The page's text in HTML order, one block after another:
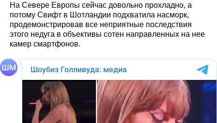
На Севере Европы сейчас довольно прохладно, а
потому Свифт в Шотландии подхватила насморк,
продемонстрировав все неприятные последствия
этого недуга в объективы сотен направленных на нее
камер смартфонов.